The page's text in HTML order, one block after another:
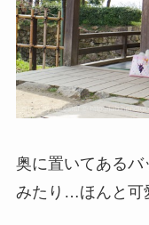
奥に置いてあるバ
みたり…ほんと可